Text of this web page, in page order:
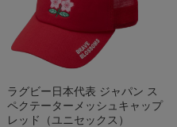
ラグビー日本代表 ジャパン ス
ペクテーターメッシュキャップ
レッド（ユニセックス）